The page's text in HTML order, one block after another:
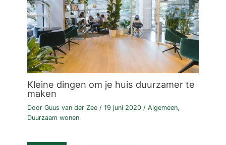
Kleine dingen om je huis duurzamer te
maken
DoorGuus van der Zee /19 juni 2020 /Algemeen,
Duurzaam wonen